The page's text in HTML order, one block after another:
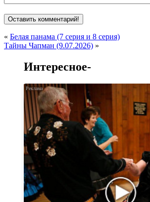
« Белая панама (7 серия и 8 серия)
Тайны Чапман (9.07.2026) »
Интересное-